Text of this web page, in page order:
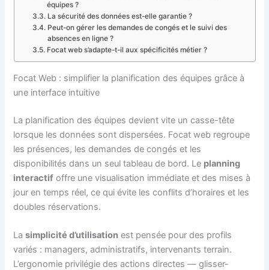
équipes ?
La sécurité des données est-elle garantie ?
Peut-on gérer les demandes de congés et le suivi des
absences en ligne ?
Focat web s’adapte-t-il aux spécificités métier ?
Focat Web : simplifier la planification des équipes grâce à
une interface intuitive
La planification des équipes devient vite un casse-tête
lorsque les données sont dispersées. Focat web regroupe
les présences, les demandes de congés et les
disponibilités dans un seul tableau de bord. Le planning
interactif offre une visualisation immédiate et des mises à
jour en temps réel, ce qui évite les conflits d’horaires et les
doubles réservations.
Lasimplicité d’utilisation est pensée pour des profils
variés : managers, administratifs, intervenants terrain.
L’ergonomie privilégie des actions directes — glisser-